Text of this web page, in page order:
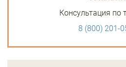
Консультация по
8 (800) 201-